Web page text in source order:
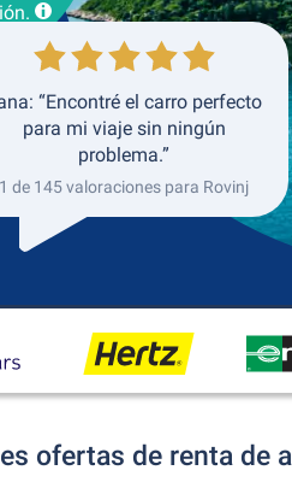
“Encontré el carro perfecto
para mi viaje sin ningún
problema.”
1 de 145 valoraciones para Rovinj
ofertas de renta de